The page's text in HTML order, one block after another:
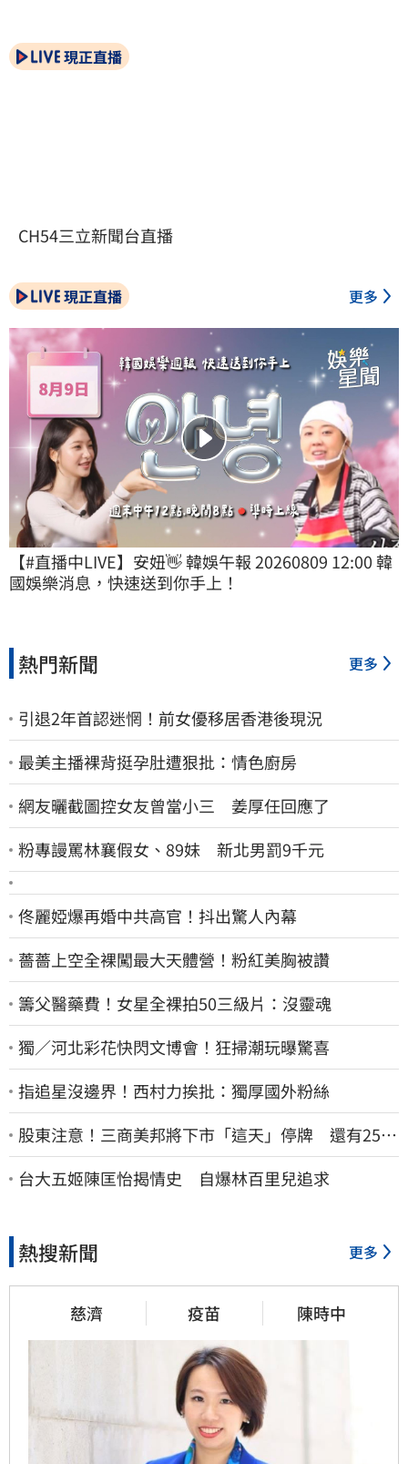
現正直播
CH54三立新聞台直播
現正直播 更多
【#直播中LIVE】安妞👋 韓娛午報 20260809 12:00 韓
國娛樂消息，快速送到你手上！
熱門新聞 更多
引退2年首認迷惘！前女優移居香港後現況
最美主播裸背挺孕肚遭狠批：情色廚房
網友曬截圖控女友曾當小三 姜厚任回應了
粉專謾罵林襄假女、89妹 新北男罰9千元
佟麗婭爆再婚中共高官！抖出驚人內幕
薔薔上空全裸闖最大天體營！粉紅美胸被讚
籌父醫藥費！女星全裸拍50三級片：沒靈魂
獨／河北彩花快閃文博會！狂掃潮玩曝驚喜
指追星沒邊界！西村力挨批：獨厚國外粉絲
股東注意！三商美邦將下市「這天」停牌 還有252
名千張大戶
台大五姬陳匡怡揭情史 自爆林百里兒追求
熱搜新聞 更多
慈濟 疫苗 陳時中